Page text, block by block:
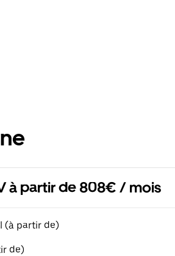
à partir de 808€ / mois
(à partir de)
de)